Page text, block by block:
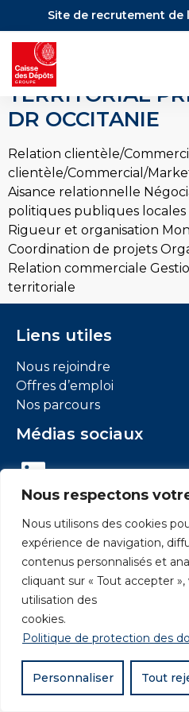
Nous respectons
Nous utilisons des cookies
expérience de navigation,
contenus personnalisés et
cliquant sur « Tout accepter
utilisation des
cookies.
Politique de protection des
Personnaliser Tout
Site de recrutement de
CHARGÉ /
DÉVELOPPEMENT
TERRITORIAL
DR OCCITANIE
Relation clientèle/
clientèle/Commercial/
Aisance relationnelle
politiques publiques
Rigueur et organisation
Coordination de projets
Relation commerciale
territoriale
Liens utiles
Nous rejoindre
Offres d’emploi
Nos parcours
Médias sociaux
LinkedIn
Mentions légales
Conditions générales d’utilisation
Accessibilité : conformité partielle
Plan du site